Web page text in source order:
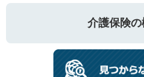
介護保険の